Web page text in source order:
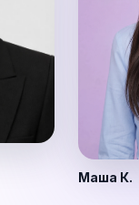
Маша К.